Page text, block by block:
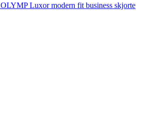
OLYMP Luxor modern fit business skjorte